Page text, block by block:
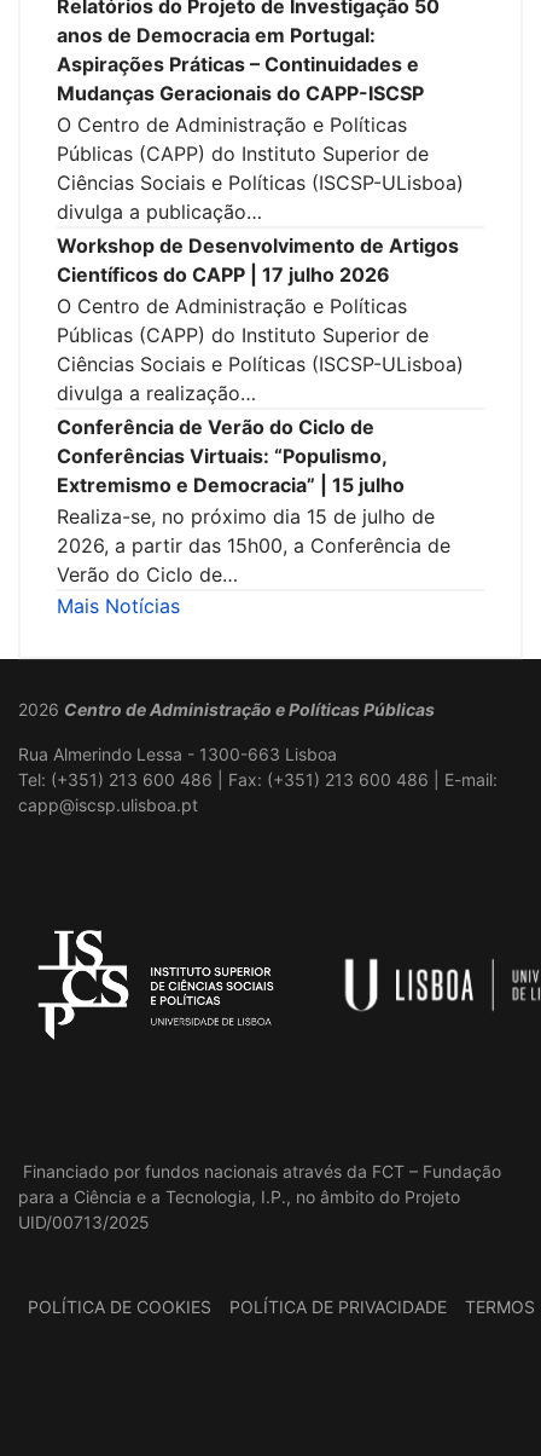
Relatórios do Projeto de Investigação 50
anos de Democracia em Portugal:
Aspirações Práticas – Continuidades e
Mudanças Geracionais do CAPP-ISCSP
O Centro de Administração e Políticas
Públicas (CAPP) do Instituto Superior de
Ciências Sociais e Políticas (ISCSP-ULisboa)
divulga a publicação…
Workshop de Desenvolvimento de Artigos
Científicos do CAPP | 17 julho 2026
O Centro de Administração e Políticas
Públicas (CAPP) do Instituto Superior de
Ciências Sociais e Políticas (ISCSP-ULisboa)
divulga a realização…
Conferência de Verão do Ciclo de
Conferências Virtuais: “Populismo,
Extremismo e Democracia” | 15 julho
Realiza-se, no próximo dia 15 de julho de
2026, a partir das 15h00, a Conferência de
Verão do Ciclo de…
Mais Notícias
2026 Centro de Administração e Políticas Públicas
Rua Almerindo Lessa - 1300-663 Lisboa
Tel: (+351) 213 600 486 | Fax: (+351) 213 600 486 | E-mail:
capp@iscsp.ulisboa.pt
Financiado por fundos nacionais através da FCT – Fundação
para a Ciência e a Tecnologia, I.P., no âmbito do Projeto
UID/00713/2025
POLÍTICA DE COOKIES POLÍTICA DE PRIVACIDADE TERMOS